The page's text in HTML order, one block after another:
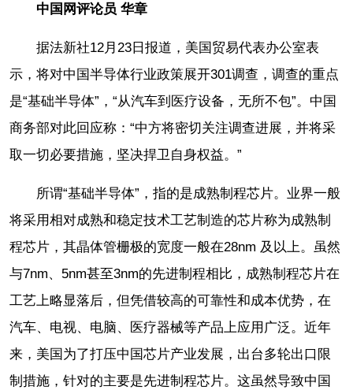
中国网评论员 华章
据法新社12月23日报道，美国贸易代表办公室表
示，将对中国半导体行业政策展开301调查，调查的重点
是“基础半导体”，“从汽车到医疗设备，无所不包”。中国
商务部对此回应称：“中方将密切关注调查进展，并将采
取一切必要措施，坚决捍卫自身权益。”
所谓“基础半导体”，指的是成熟制程芯片。业界一般
将采用相对成熟和稳定技术工艺制造的芯片称为成熟制
程芯片，其晶体管栅极的宽度一般在28nm 及以上。虽然
与7nm、5nm甚至3nm的先进制程相比，成熟制程芯片在
工艺上略显落后，但凭借较高的可靠性和成本优势，在
汽车、电视、电脑、医疗器械等产品上应用广泛。近年
来，美国为了打压中国芯片产业发展，出台多轮出口限
制措施，针对的主要是先进制程芯片。这虽然导致中国